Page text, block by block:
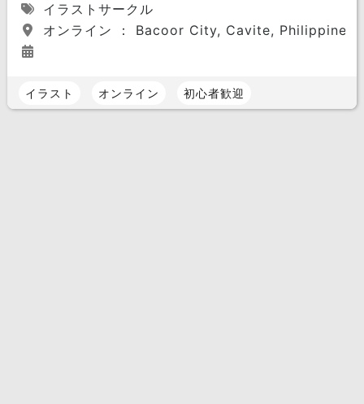
イラストサークル
オンライン ： Bacoor City, Cavite, Philippines
イラスト オンライン 初心者歓迎